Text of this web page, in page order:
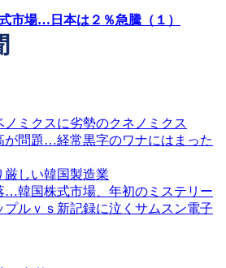
市場…日本は２％急騰（１）
ノミクスに劣勢のクネノミクス
が問題…経常黒字のワナにはまった
しい韓国製造業
…韓国株式市場、年初のミステリー
プルｖｓ新記録に泣くサムスン電子